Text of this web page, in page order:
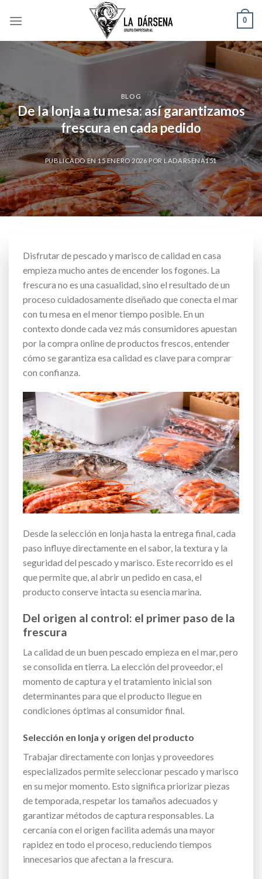
0
BLOG
De la lonja a tu mesa: así garantizamos
frescura en cada pedido
PUBLICADO EN15 ENERO 2026 POR LADARSENA151
Disfrutar de pescado y marisco de calidad en casa
empieza mucho antes de encender los fogones. La
frescura no es una casualidad, sino el resultado de un
proceso cuidadosamente diseñado que conecta el mar
con tu mesa en el menor tiempo posible. En un
contexto donde cada vez más consumidores apuestan
por la compra online de productos frescos, entender
cómo se garantiza esa calidad es clave para comprar
con confianza.
Desde la selección en lonja hasta la entrega final, cada
paso influye directamente en el sabor, la textura y la
seguridad del pescado y marisco. Este recorrido es el
que permite que, al abrir un pedido en casa, el
producto conserve intacta su esencia marina.
Del origen al control: el primer paso de la
frescura
La calidad de un buen pescado empieza en el mar, pero
se consolida en tierra. La elección del proveedor, el
momento de captura y el tratamiento inicial son
determinantes para que el producto llegue en
condiciones óptimas al consumidor final.
Selección en lonja y origen del producto
Trabajar directamente con lonjas y proveedores
especializados permite seleccionar pescado y marisco
en su mejor momento. Esto significa priorizar piezas
de temporada, respetar los tamaños adecuados y
garantizar métodos de captura responsables. La
cercanía con el origen facilita además una mayor
rapidez en todo el proceso, reduciendo tiempos
innecesarios que afectan a la frescura.